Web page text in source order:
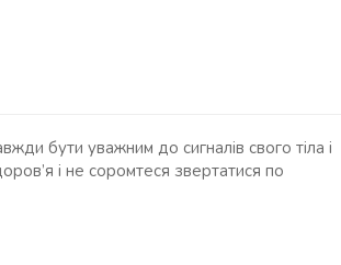
бути уважним до сигналів свого тіла і
і не соромтеся звертатися по